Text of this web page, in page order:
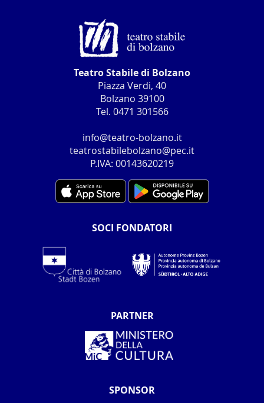
Teatro Stabile di Bolzano
Piazza Verdi, 40
Bolzano 39100
Tel. 0471 301566
info@teatro-bolzano.it
teatrostabilebolzano@pec.it
P.IVA: 00143620219
SOCI FONDATORI
PARTNER
SPONSOR